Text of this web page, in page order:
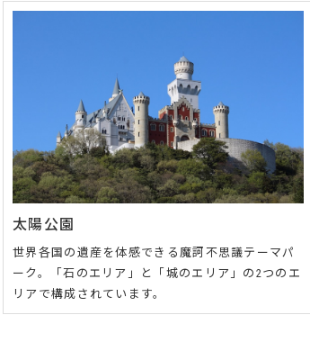
太陽公園
世界各国の遺産を体感できる魔訶不思議テーマパ
ーク。「石のエリア」と「城のエリア」の2つのエ
リアで構成されています。